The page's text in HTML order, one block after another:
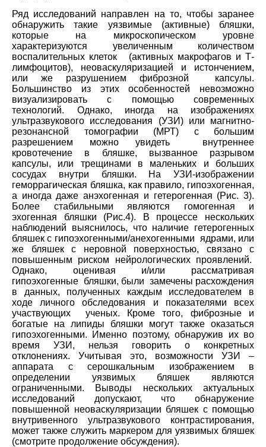
Ряд исследований направлен на то, чтобы заранее
обнаружить такие уязвимые (активные) бляшки,
которые на микроскопическом уровне
характеризуются увеличенным количеством
воспалительных клеток (активных макрофагов и Т-
лимфоцитов), неоваскуляризацией и истончением,
или же разрушением фиброзной капсулы.
Большинство из этих особенностей невозможно
визуализировать с помощью современных
технологий. Однако, иногда на изображениях
ультразвукового исследования (УЗИ) или магнитно-
резонансной томографии (МРТ) с большим
разрешением можно увидеть внутреннее
кровотечение в бляшке, вызванное разрывом
капсулы, или трещинами в маленьких и больших
сосудах внутри бляшки. На УЗИ-изображении
геморрагическая бляшка, как правило, гипоэхогенная,
а иногда даже анэхогенная и гетерогенная (Рис. 3).
Более стабильными являются гомогенная и
эхогенная бляшки (Рис.4). В процессе нескольких
наблюдений выяснилось, что наличие гетерогенных
бляшек с гипоэхогенными/анехогенными ядрами, или
же бляшек с неровной поверхностью, связано с
повышенным риском нейрологических проявлений.
Однако, оценивая и/или рассматривая
гипоэхогенные бляшки, были замечены расхождения
в данных, полученных каждым исследователем в
ходе личного обследования и показателями всех
участвующих ученых. Кроме того, фиброзные и
богатые на липиды бляшки могут также оказаться
гипоэхогенными. Именно поэтому, обнаружив их во
время УЗИ, нельзя говорить о конкретных
отклонениях. Учитывая это, возможности УЗИ –
аппарата с серошкальным изображением в
определении уязвимых бляшек являются
ограниченными. Выводы нескольких актуальных
исследований допускают, что обнаружение
повышенной неоваскуляризации бляшек с помощью
внутривенного ультразвукового контрастирования,
может также служить маркером для уязвимых бляшек
(смотрите продолжение обсуждения).